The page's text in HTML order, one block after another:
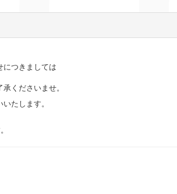
につきましては
くださいませ。
たします。